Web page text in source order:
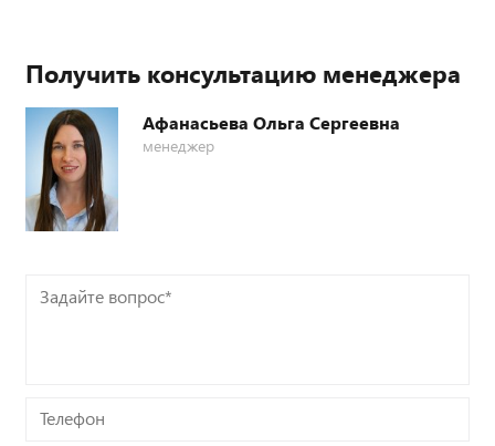
Получить консультацию менеджера
Афанасьева Ольга Сергеевна
менеджер
Задайте
вопрос*
Телефон